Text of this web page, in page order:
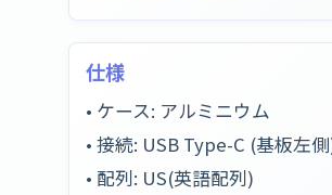
仕様
• ケース: アルミニウム
• 接続: USB Type-C (基板左
• 配列: US(英語配列)